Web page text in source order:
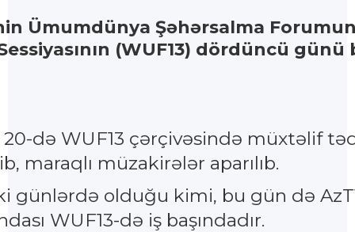
Ümumdünya Şəhərsalma
(WUF13) dördüncü günü
20-də WUF13 çərçivəsində müxtəlif
maraqlı müzakirələr aparılıb.
günlərdə olduğu kimi, bu gün də
WUF13-də iş başındadır.